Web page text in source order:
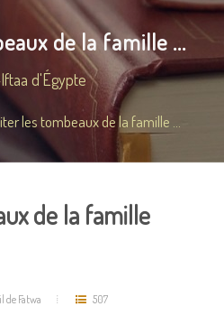
de la famille ...
d'Égypte
les tombeaux de la famille ...
de la famille
de Fatwa 507